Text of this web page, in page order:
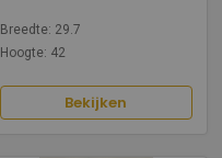
Breedte: 29.7
Hoogte: 42
Bekijken